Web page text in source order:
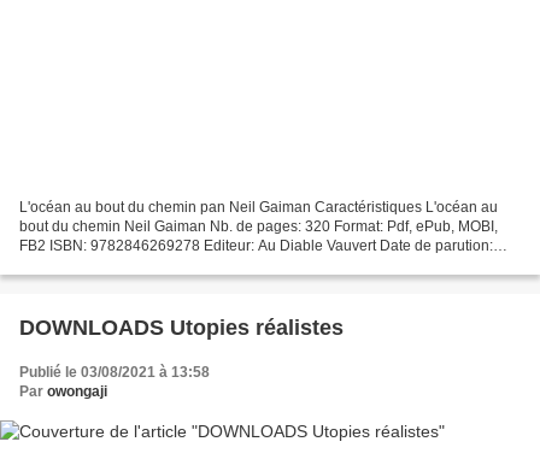
L'océan au bout du chemin pan Neil Gaiman Caractéristiques L'océan au
bout du chemin Neil Gaiman Nb. de pages: 320 Format: Pdf, ePub, MOBI,
FB2 ISBN: 9782846269278 Editeur: Au Diable Vauvert Date de parution:
DOWNLOADS Utopies réalistes
Publié le 03/08/2021 à 13:58
Par owongaji